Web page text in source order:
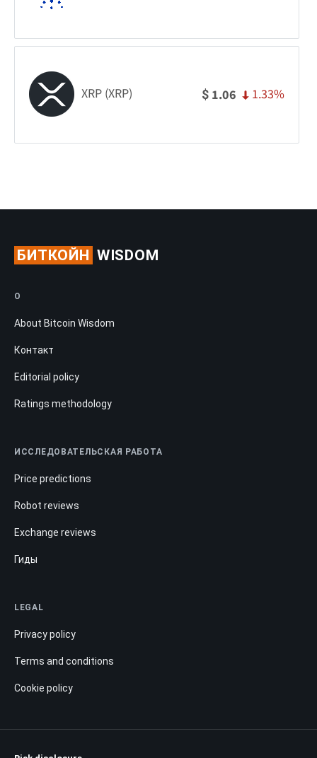
XRP (XRP) $ 1.06 1.33%
БИТКОЙН WISDOM
О
About Bitcoin Wisdom
Контакт
Editorial policy
Ratings methodology
ИССЛЕДОВАТЕЛЬСКАЯ РАБОТА
Price predictions
Robot reviews
Exchange reviews
Гиды
LEGAL
Privacy policy
Terms and conditions
Cookie policy